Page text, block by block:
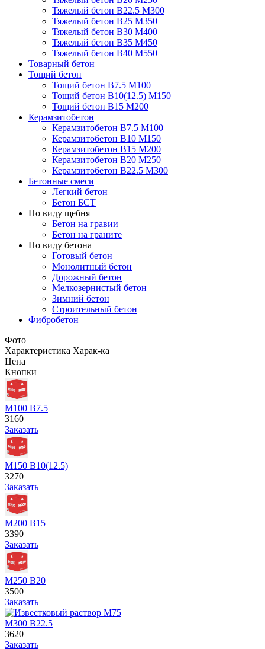
Тяжелый бетон В22.5 М300
Тяжелый бетон В25 М350
Тяжелый бетон В30 М400
Тяжелый бетон В35 М450
Тяжелый бетон В40 М550
Товарный бетон
Тощий бетон
Тощий бетон В7.5 М100
Тощий бетон В10(12.5) М150
Тощий бетон В15 М200
Керамзитобетон
Керамзитобетон В7.5 М100
Керамзитобетон В10 М150
Керамзитобетон В15 М200
Керамзитобетон В20 М250
Керамзитобетон В22.5 М300
Бетонные смеси
Легкий бетон
Бетон БСТ
По виду щебня
Бетон на гравии
Бетон на граните
По виду бетона
Готовый бетон
Монолитный бетон
Дорожный бетон
Мелкозернистый бетон
Зимний бетон
Строительный бетон
Фибробетон
Фото
Характеристика Харак-ка
Цена
Кнопки
М100 В7.5
3160
Заказать
М150 В10(12.5)
3270
Заказать
М200 В15
3390
Заказать
М250 В20
3500
Заказать
М300 В22.5
3620
Заказать